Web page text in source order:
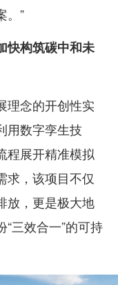
。”
快构筑碳中和未
理念的开创性实
用数字孪生技
程展开精准模拟
求，该项目不仅
放，更是极大地
三效合一”的可持